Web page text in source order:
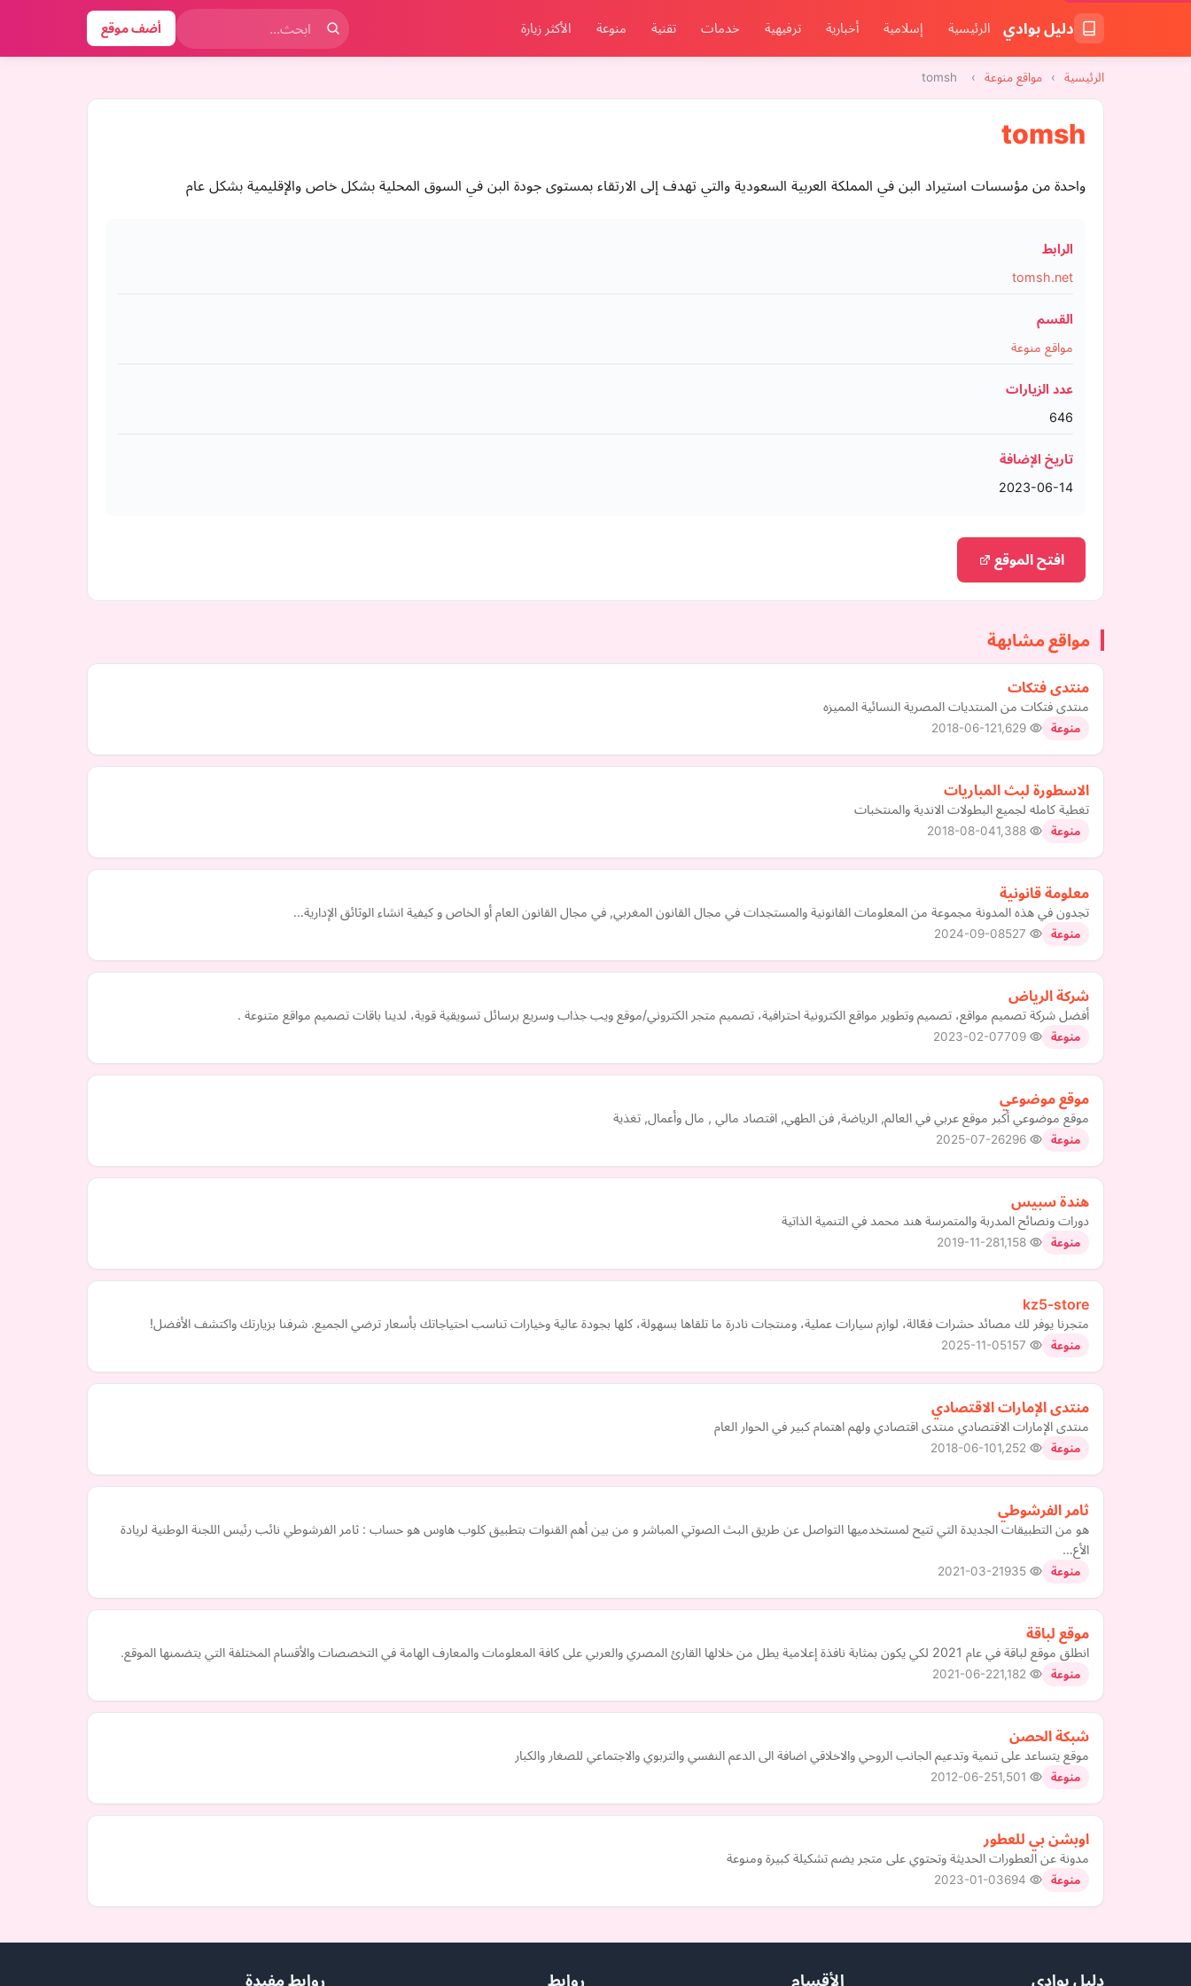
دليل بوادي الرئيسية إسلامية أخبارية ترفيهية خدمات تقنية منوعة الأكثر زيارة أضف موقع
الرئيسية › مواقع منوعة ›
tomsh
tomsh
واحدة من مؤسسات استيراد البن في المملكة العربية السعودية والتي تهدف إلى الارتقاء بمستوى جودة البن في السوق المحلية بشكل خاص والإقليمية بشكل عام
الرابط
tomsh.net
القسم
مواقع منوعة
عدد الزيارات
646
تاريخ الإضافة
2023-06-14
افتح الموقع
مواقع مشابهة
منتدى فتكات
منتدى فتكات من المنتديات المصرية النسائية المميزه
منوعة 2018-06-12
الاسطورة لبث المباريات
تغطية كامله لجميع البطولات الاندية والمنتخبات
منوعة 2018-08-04
معلومة قانونية
تجدون في هذه المدونة مجموعة من المعلومات القانونية والمستجدات في مجال القانون المغربي, في مجال القانون العام أو الخاص و كيفية انشاء الوثائق الإدارية…
منوعة 2024-09-08
شركة الرياض
أفضل شركة تصميم مواقع، تصميم وتطوير مواقع الكترونية احترافية، تصميم متجر الكتروني/موقع ويب جذاب وسريع برسائل تسويقية قوية، لدينا باقات تصميم مواقع متنوعة .
منوعة 2023-02-07
موقع موضوعي
موقع موضوعي أكبر موقع عربي في العالم, الرياضة, فن الطهي, اقتصاد مالي , مال وأعمال, تغذية
منوعة 2025-07-26
هندة سبيس
دورات ونصائح المدربة والمتمرسة هند محمد في التنمية الذاتية
منوعة 2019-11-28
kz5-store
متجرنا يوفر لك مصائد حشرات فعّالة، لوازم سيارات عملية، ومنتجات نادرة ما تلقاها بسهولة، كلها بجودة عالية وخيارات تناسب احتياجاتك بأسعار ترضي الجميع. شرفنا بزيارتك واكتشف الأفضل!
منوعة 2025-11-05
منتدى الإمارات الاقتصادي
منتدى الإمارات الاقتصادي منتدى اقتصادي ولهم اهتمام كبير في الحوار العام
منوعة 2018-06-10
ثامر الفرشوطي
هو من التطبيقات الجديدة التي تتيح لمستخدميها التواصل عن طريق البث الصوتي المباشر و من بين أهم القنوات بتطبيق كلوب هاوس هو حساب : ثامر الفرشوطي نائب رئيس اللجنة الوطنية لريادة
الأع…
منوعة 2021-03-21
موقع لباقة
انطلق موقع لباقة في عام 2021 لكي يكون بمثابة نافذة إعلامية يطل من خلالها القارئ المصري والعربي على كافة المعلومات والمعارف الهامة في التخصصات والأقسام المختلفة التي يتضمنها الموقع.
منوعة 2021-06-22
شبكة الحصن
موقع يتساعد على تنمية وتدعيم الجانب الروحي والاخلاقي اضافة الى الدعم النفسي والتربوي والاجتماعي للصغار والكبار
منوعة 2012-06-25
اوبشن بي للعطور
مدونة عن العطورات الحديثة وتحتوي على متجر يضم تشكيلة كبيرة ومنوعة
منوعة 2023-01-03
دليل بوادي الأقسام روابط روابط مفيدة